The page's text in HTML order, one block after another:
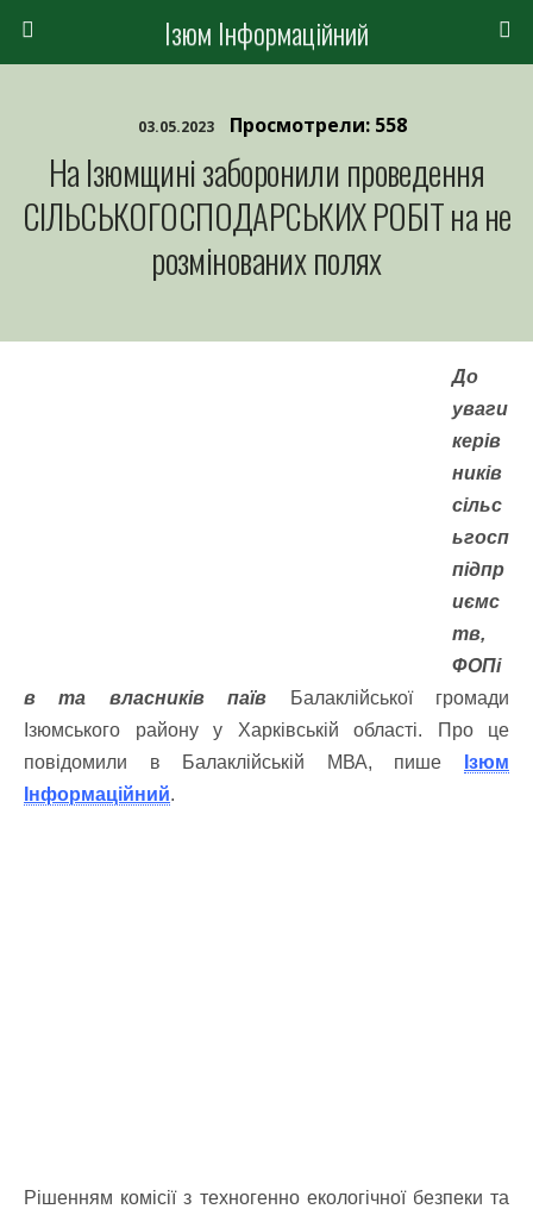
Ізюм Інформаційний
03.05.2023 Просмотрели: 558
На Ізюмщині заборонили проведення
СІЛЬСЬКОГОСПОДАРСЬКИХ РОБІТ на не
розмінованих полях
До
уваги
керів
ників
сільс
ьгосп
підпр
иємс
тв,
ФОПі
в та власників паїв Балаклійської громади
Ізюмського району у Харківській області. Про це
повідомили в Балаклійській МВА, пише
Ізюм
Інформаційний.
Рішенням комісії з техногенно екологічної безпеки та